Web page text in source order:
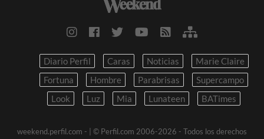
Diario Perfil Caras Noticias
Marie Claire
Fortuna
Hombre Parabrisas
Supercampo
Look
Luz Mia Lunateen BATimes
weekend.perfil.com - | © Perfil.com 2006-2026 - Todos los derechos